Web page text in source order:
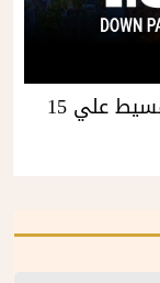
عرض لفترة محدودة مقدم 1.5% و تقسيط علي 15